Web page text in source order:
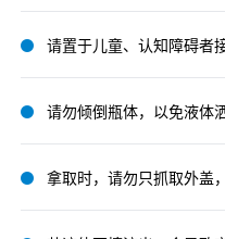
请置于儿童、认知障碍者
请勿倾倒瓶体，以免液体
拿取时，请勿只抓取外盖